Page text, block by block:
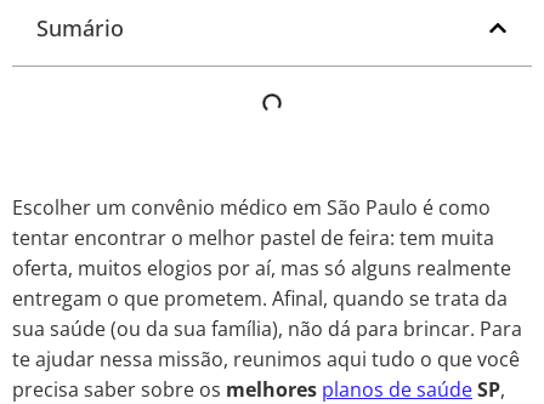
Sumário
Escolher um convênio médico em São Paulo é como
tentar encontrar o melhor pastel de feira: tem muita
oferta, muitos elogios por aí, mas só alguns realmente
entregam o que prometem. Afinal, quando se trata da
sua saúde (ou da sua família), não dá para brincar. Para
te ajudar nessa missão, reunimos aqui tudo o que você
precisa saber sobre os melhores planos de saúdeSP,